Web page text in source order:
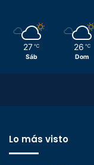
27 ℃
Sáb
26 ℃
Dom
Lo más visto